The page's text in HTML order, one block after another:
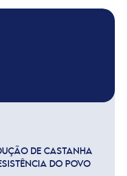
DE CASTANHA
DO POVO